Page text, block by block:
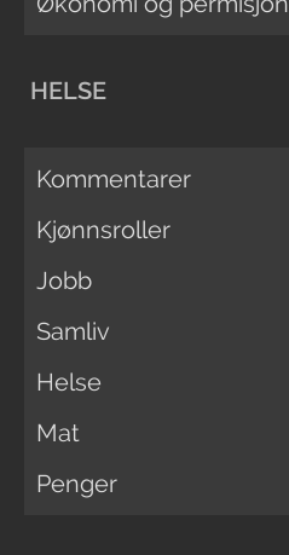
HELSE
Kommentarer
Kjønnsroller
Jobb
Samliv
Helse
Mat
Penger